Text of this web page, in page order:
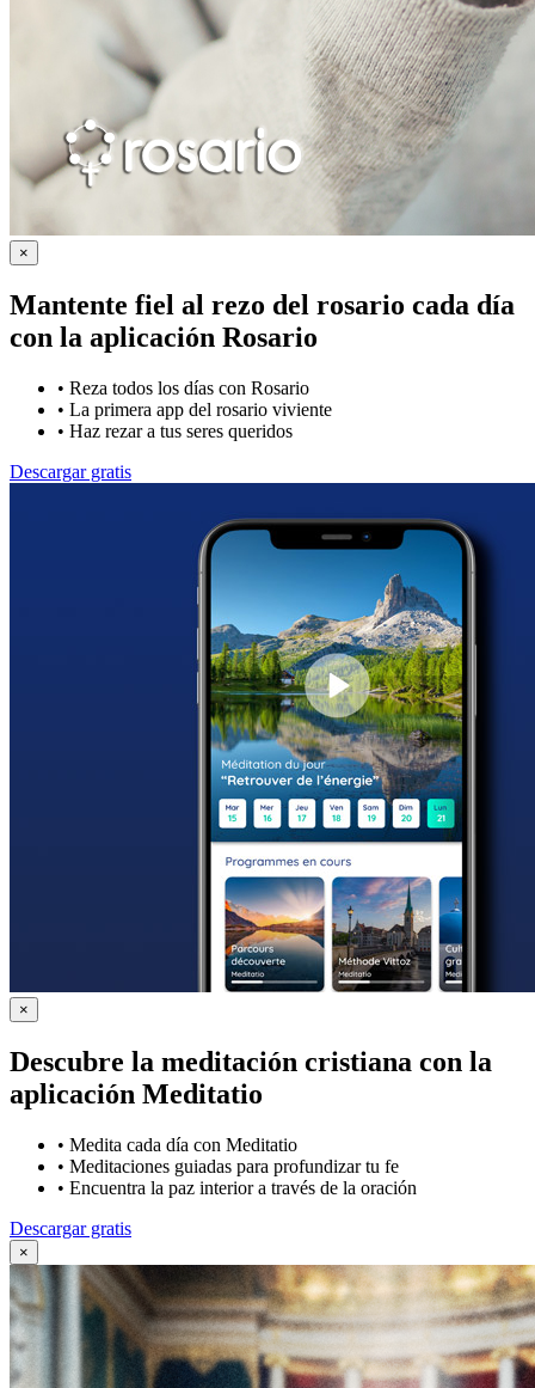
×
Mantente fiel al rezo del rosario cada día
con la aplicación Rosario
• Reza todos los días con Rosario
• La primera app del rosario viviente
• Haz rezar a tus seres queridos
Descargar gratis
×
Descubre la meditación cristiana con la
aplicación Meditatio
• Medita cada día con Meditatio
• Meditaciones guiadas para profundizar tu fe
• Encuentra la paz interior a través de la oración
Descargar gratis
×